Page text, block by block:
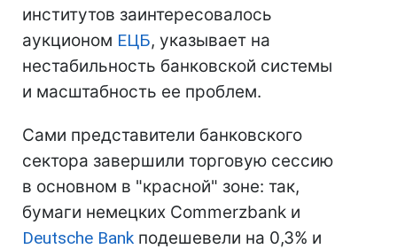
институтов заинтересовалось
аукционом ЕЦБ, указывает на
нестабильность банковской системы
и масштабность ее проблем.
Сами представители банковского
сектора завершили торговую сессию
в основном в "красной" зоне: так,
бумаги немецких Commerzbank и
Deutsche Bank подешевели на 0,3% и